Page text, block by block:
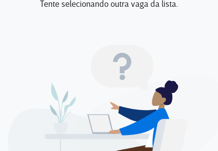
Tente selecionando outra vaga da lista.